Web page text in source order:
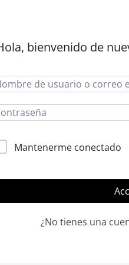
bienvenido de
Mantenerme conectado
¿No tienes una